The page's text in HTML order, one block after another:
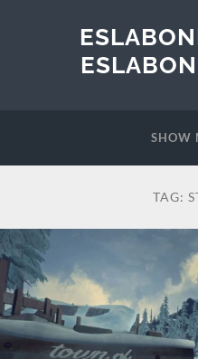
SHOW
TAG: